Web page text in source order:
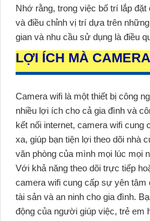
Nhớ rằng, trong việc bố trí lắp
và điều chỉnh vị trí dựa trên
gian và nhu cầu sử dụng là điều
LỢI ÍCH MÀ
Camera wifi là một thiết bị công
nhiều lợi ích cho cả gia đình và
kết nối internet, camera wifi cung
xa, giúp bạn tiện lợi theo dõi nhà
văn phòng của mình mọi lúc mọi
Với khả năng theo dõi trực tiếp
camera wifi cung cấp sự yên tâm
tài sản và an ninh cho gia đình.
động của người giúp việc, trẻ em